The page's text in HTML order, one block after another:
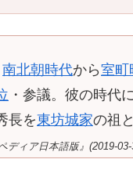
南北朝時代から室町
・参議。彼の時代
長を東坊城家の祖
ディア日本語版』(2019-